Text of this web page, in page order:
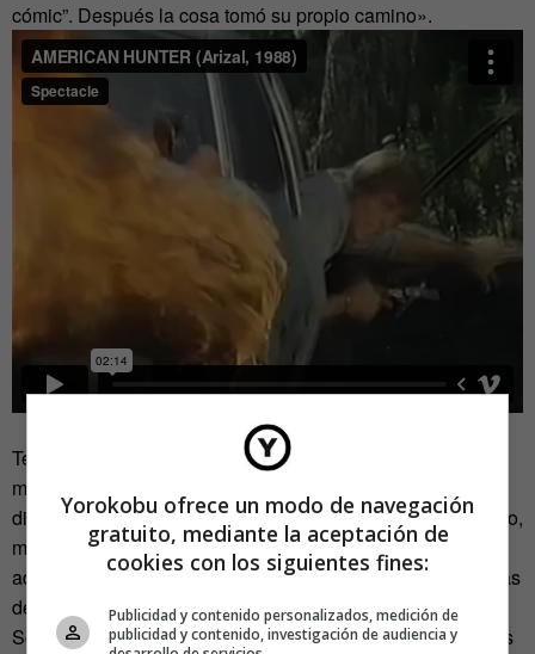
cómic”. Después la cosa tomó su propio camino».
Testosterona, pechos recauchutados, dominación
masculina, sumisión femenina, machismo puro y duro,
diálogos absurdos, violencia gratuita, sexo aún más gratuito,
músculos, tatuajes y nicotina son los elementos que
aderezan esta trepidante historia que hace que las películas
de Chuck Norris, Charles Bronson, Stallone,
Schwarzenegger, Vin Diesel o Van Damme sean productos
Yorokobu ofrece un modo de navegación
gratuito, mediante la aceptación de
cookies con los siguientes fines:
Publicidad y contenido personalizados, medición de
publicidad y contenido, investigación de audiencia y